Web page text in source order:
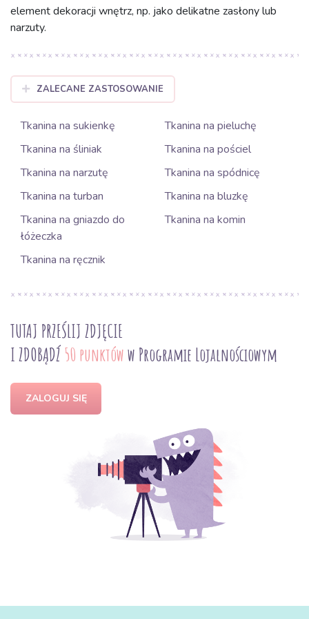
element dekoracji wnętrz, np. jako delikatne zasłony lub
narzuty.
ZALECANE ZASTOSOWANIE
Tkanina na sukienkę
Tkanina na pieluchę
Tkanina na śliniak
Tkanina na pościel
Tkanina na narzutę
Tkanina na spódnicę
Tkanina na turban
Tkanina na bluzkę
Tkanina na gniazdo do
łóżeczka
Tkanina na komin
Tkanina na ręcznik
TUTAJ PRZEŚLIJ ZDJĘCIE
I ZDOBĄDŹ 50 punktóww Programie Lojalnościowym
ZALOGUJ SIĘ